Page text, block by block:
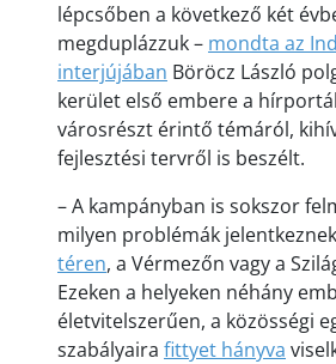
lépcsőben a következő két
megduplázzuk – mondta az
interjújában Böröcz László
kerület első embere a
városrészt érintő témáról,
fejlesztési tervről is beszélt.
– A kampányban is sokszor
milyen problémák
téren, a Vérmezőn vagy a
Ezeken a helyeken néhány
életvitelszerűen, a közösségi
szabályaira fittyet hányva